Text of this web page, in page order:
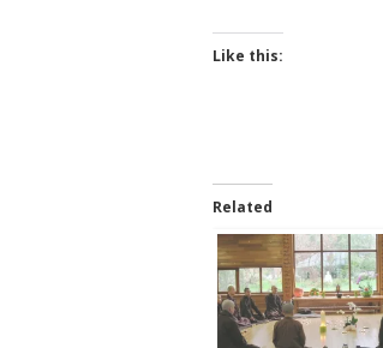
Like this:
Related